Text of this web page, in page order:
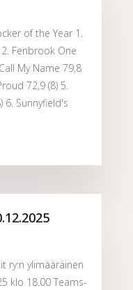
of the Year 1.
Fenbrook One
My Name 79,8
72,9 (8) 5.
6. Sunnyfield's
ry:n ylimääräinen
klo 18.00 Teams-